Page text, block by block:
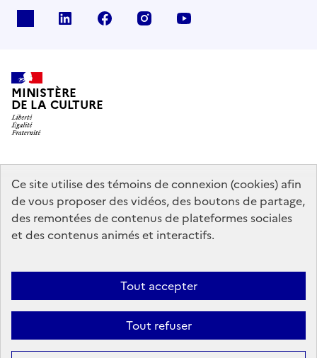
Ce site utilise des témoins de connexion (cookies) afin
de vous proposer des vidéos, des boutons de partage,
des remontées de contenus de plateformes sociales
et des contenus animés et interactifs.
Tout accepter
Tout refuser
linkedin facebook instagram
MINISTÈRE
DE LA CULTURE
data.gouv.fr legifrance.gouv.fr
info.gouv.fr
service-public.gouv.fr
Mentions légales Accessibilité : partiellement conforme
Politique
d’utilisation des témoins de connexion (cookies)
Plan du site